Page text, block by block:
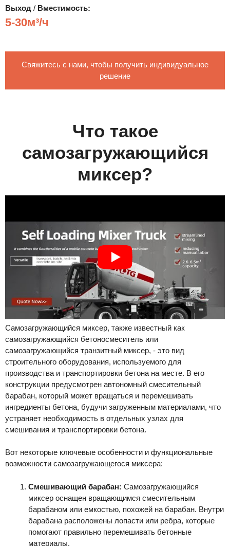
Выход / Вместимость:
5-30м³/ч
Свяжитесь с нами, чтобы получить индивидуальное
решение
Что такое
самозагружающийся
миксер?
Самозагружающийся миксер, также известный как
самозагружающийся бетоносмеситель или
самозагружающийся транзитный миксер, - это вид
строительного оборудования, используемого для
производства и транспортировки бетона на месте. В его
конструкции предусмотрен автономный смесительный
барабан, который может вращаться и перемешивать
ингредиенты бетона, будучи загруженным материалами, что
устраняет необходимость в отдельных узлах для
смешивания и транспортировки бетона.
Вот некоторые ключевые особенности и функциональные
возможности самозагружающегося миксера:
Смешивающий барабан: Самозагружающийся
миксер оснащен вращающимся смесительным
барабаном или емкостью, похожей на барабан. Внутри
барабана расположены лопасти или ребра, которые
помогают правильно перемешивать бетонные
материалы.